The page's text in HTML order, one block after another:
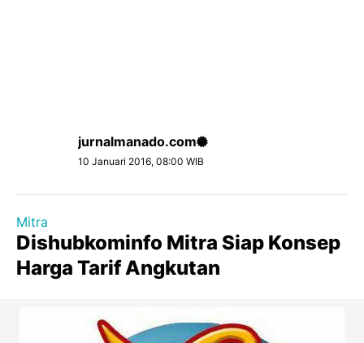
jurnalmanado.com
10 Januari 2016, 08:00 WIB
Mitra
Dishubkominfo Mitra Siap Konsep
Harga Tarif Angkutan